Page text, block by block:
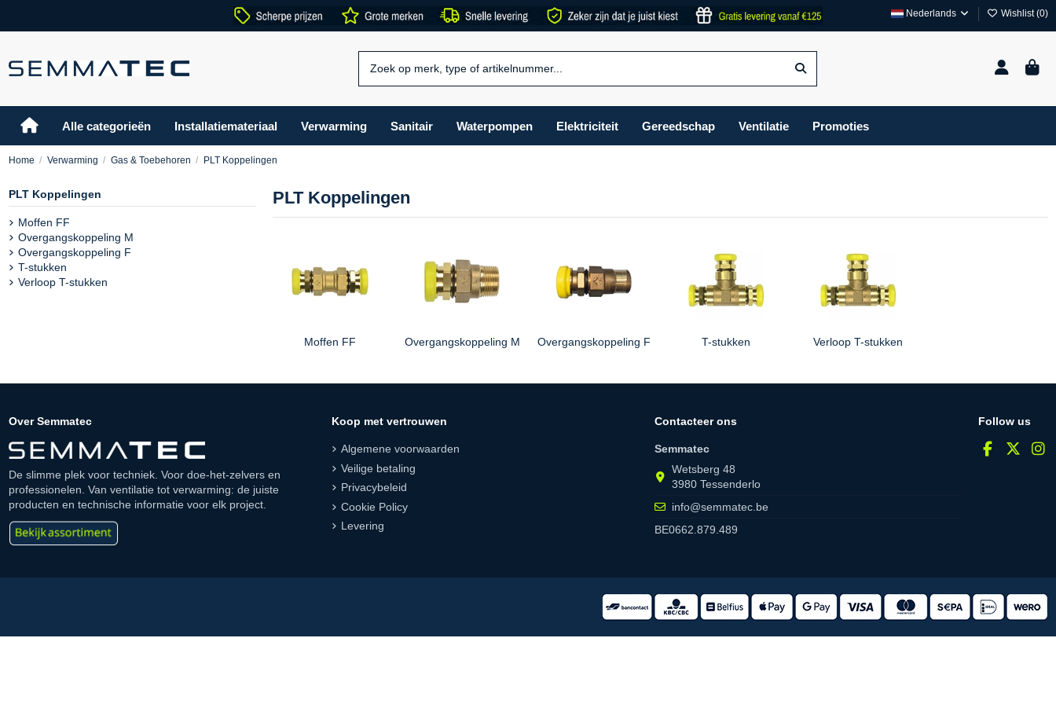
Nederlands Wishlist (0)
Alle categorieën Installatiemateriaal Verwarming Sanitair Waterpompen Elektriciteit Gereedschap Ventilatie Promoties
Home Verwarming Gas & Toebehoren PLT Koppelingen
PLT Koppelingen
Moffen FF Overgangskoppeling M Overgangskoppeling F T-stukken Verloop T-stukken
PLT Koppelingen
Moffen FF
Overgangskoppeling M
Overgangskoppeling F
T-stukken
Verloop T-stukken
Over Semmatec
De slimme plek voor techniek. Voor doe-het-zelvers en
professionelen. Van ventilatie tot verwarming: de juiste
producten en technische informatie voor elk project.
Koop met vertrouwen
Algemene voorwaarden
Veilige betaling
Privacybeleid
Cookie Policy
Levering
Contacteer ons
Semmatec
Wetsberg 48
3980 Tessenderlo
info@semmatec.be
BE0662.879.489
Follow us